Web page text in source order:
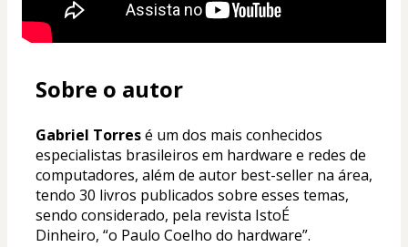
Sobre o autor
Gabriel Torres é um dos mais conhecidos
especialistas brasileiros em hardware e redes de
computadores, além de autor best-seller na área,
tendo 30 livros publicados sobre esses temas,
sendo considerado, pela revista IstoÉ
Dinheiro, “o Paulo Coelho do hardware”.